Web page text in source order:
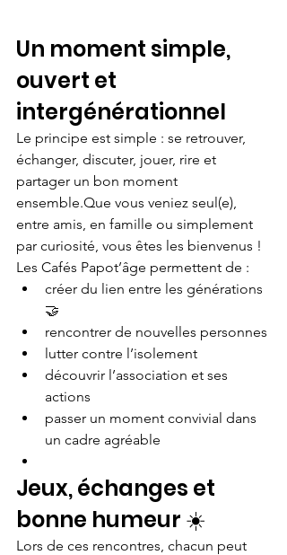
Un moment simple,
ouvert et
intergénérationnel
Le principe est simple : se retrouver,
échanger, discuter, jouer, rire et
partager un bon moment
ensemble.Que vous veniez seul(e),
entre amis, en famille ou simplement
par curiosité, vous êtes les bienvenus !
Les Cafés Papot’âge permettent de :
créer du lien entre les générations
🤝
rencontrer de nouvelles personnes
lutter contre l’isolement
découvrir l’association et ses
actions
passer un moment convivial dans
un cadre agréable
Jeux, échanges et
bonne humeur ☀️
Lors de ces rencontres, chacun peut